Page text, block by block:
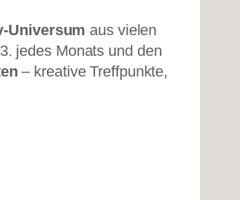
Universum aus vielen
jedes Monats und den
– kreative Treffpunkte,